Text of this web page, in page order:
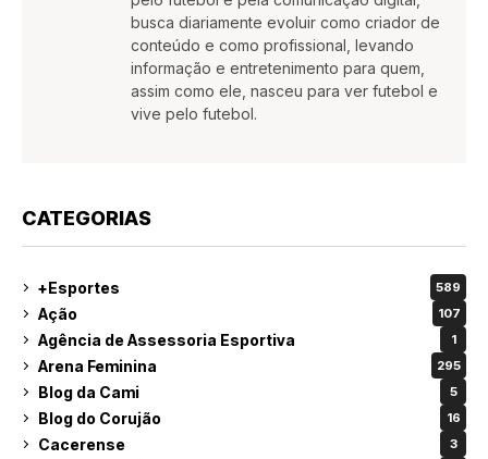
busca diariamente evoluir como criador de
conteúdo e como profissional, levando
informação e entretenimento para quem,
assim como ele, nasceu para ver futebol e
vive pelo futebol.
CATEGORIAS
+Esportes 589
Ação 107
Agência de Assessoria Esportiva 1
Arena Feminina 295
Blog da Cami 5
Blog do Corujão 16
Cacerense 3